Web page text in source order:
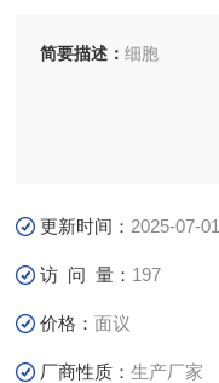
简要描述：细胞
更新时间： 2025-07-01
访 问 量： 197
价格：面议
厂商性质：生产厂家